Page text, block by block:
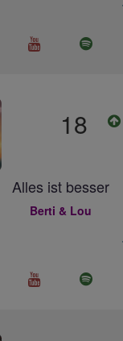
18
Alles ist besser
Berti & Lou